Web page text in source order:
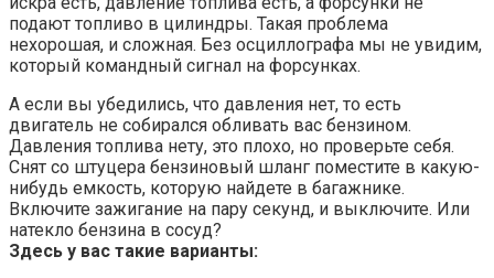
подают топливо в цилиндры. Такая проблема
нехорошая, и сложная. Без осциллографа мы не увидим,
который командный сигнал на форсунках.
А если вы убедились, что давления нет, то есть
двигатель не собирался обливать вас бензином.
Давления топлива нету, это плохо, но проверьте себя.
Снят со штуцера бензиновый шланг поместите в какую-
нибудь емкость, которую найдете в багажнике.
Включите зажигание на пару секунд, и выключите. Или
натекло бензина в сосуд?
Здесь у вас такие варианты: